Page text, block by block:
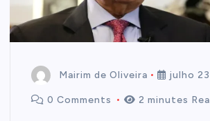
Mairim de Oliveira julho
0 Comments 2 minutes